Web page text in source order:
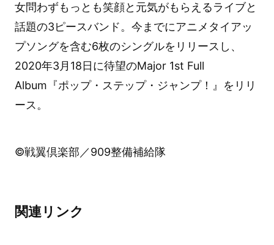
女問わずもっとも笑顔と元気がもらえるライブと
話題の3ピースバンド。今までにアニメタイアッ
プソングを含む6枚のシングルをリリースし、
2020年3月18日に待望のMajor 1st Full
Album『ポップ・ステップ・ジャンプ！』をリリ
ース。
©戦翼倶楽部／909整備補給隊
関連リンク